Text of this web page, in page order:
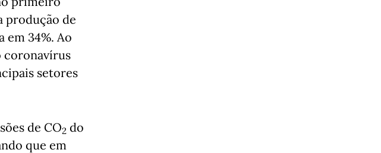
produção de
em 34%. Ao
coronavírus
setores
de CO2 do
que em